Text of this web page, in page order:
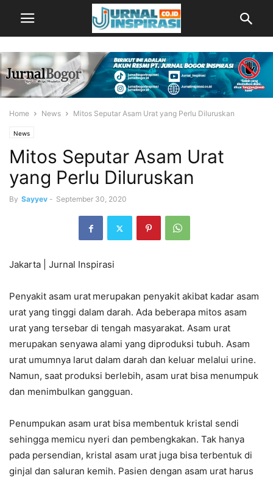
Home News Mitos Seputar Asam Urat yang Perlu Diluruskan
News
Mitos Seputar Asam Urat
yang Perlu Diluruskan
By Sayyev - September 30, 2020
Jakarta | Jurnal Inspirasi
Penyakit asam urat merupakan penyakit akibat kadar asam
urat yang tinggi dalam darah. Ada beberapa mitos asam
urat yang tersebar di tengah masyarakat. Asam urat
merupakan senyawa alami yang diproduksi tubuh. Asam
urat umumnya larut dalam darah dan keluar melalui urine.
Namun, saat produksi berlebih, asam urat bisa menumpuk
dan menimbulkan gangguan.
Penumpukan asam urat bisa membentuk kristal sendi
sehingga memicu nyeri dan pembengkakan. Tak hanya
pada persendian, kristal asam urat juga bisa terbentuk di
ginjal dan saluran kemih. Pasien dengan asam urat harus